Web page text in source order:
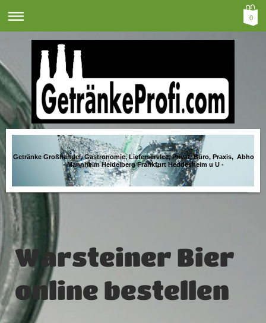
0
Getränke Großhandel, Gastronomie, Lieferservice, Privat, Büro, Praxis,
- Mannheim Heidelberg Frankfurt Heddesheim u U -
Warsteiner Bier
online bestellen